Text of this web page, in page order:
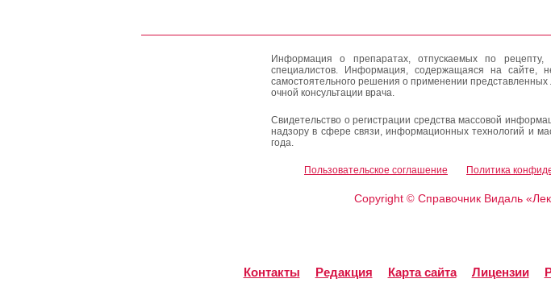
Информация о препаратах, отпускаемых по
специалистов. Информация, содержащаяся на сайте,
самостоятельного решения о применении
очной консультации врача.
Свидетельство о регистрации средства массовой
надзору в сфере связи, информационных технологий и
года.
Пользовательское соглашение Политика
Copyright ©Справочник Видаль
Контакты Редакция Карта сайта Лицензии